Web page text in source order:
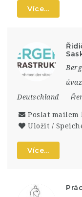
Více...
Deutschland
Poslat mailem
Uložit /
Více...